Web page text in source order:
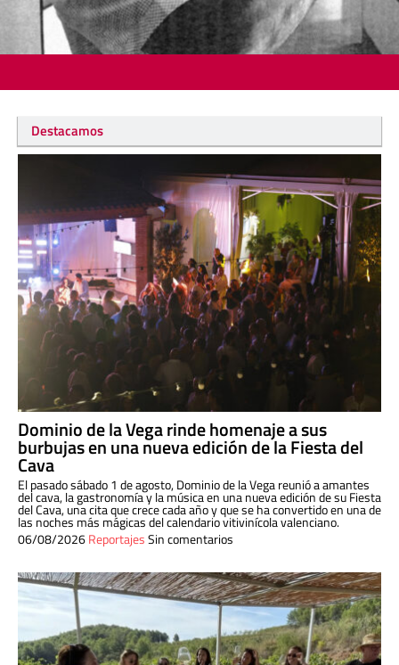
Destacamos
Dominio de la Vega rinde homenaje a sus
burbujas en una nueva edición de la Fiesta del
Cava
El pasado sábado 1 de agosto, Dominio de la Vega reunió a amantes
del cava, la gastronomía y la música en una nueva edición de su Fiesta
del Cava, una cita que crece cada año y que se ha convertido en una de
las noches más mágicas del calendario vitivinícola valenciano.
06/08/2026ReportajesSin comentarios